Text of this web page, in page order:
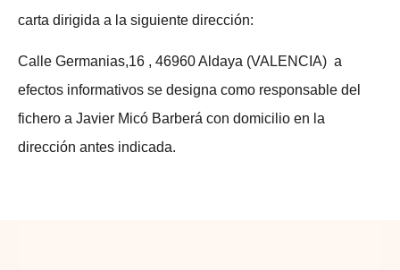
carta dirigida a la siguiente dirección:
Calle Germanias,16 , 46960 Aldaya (VALENCIA) a
efectos informativos se designa como responsable del
fichero a Javier Micó Barberá con domicilio en la
dirección antes indicada.